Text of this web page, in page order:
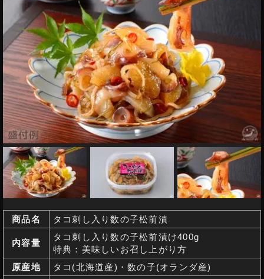
商品名 タコ刺し入り数の子松前漬
内容量
タコ刺し入り数の子松前漬け400g
特典：美味しいお召し上がり方
原産地
タコ(北海道産)・数の子(オランダ産)